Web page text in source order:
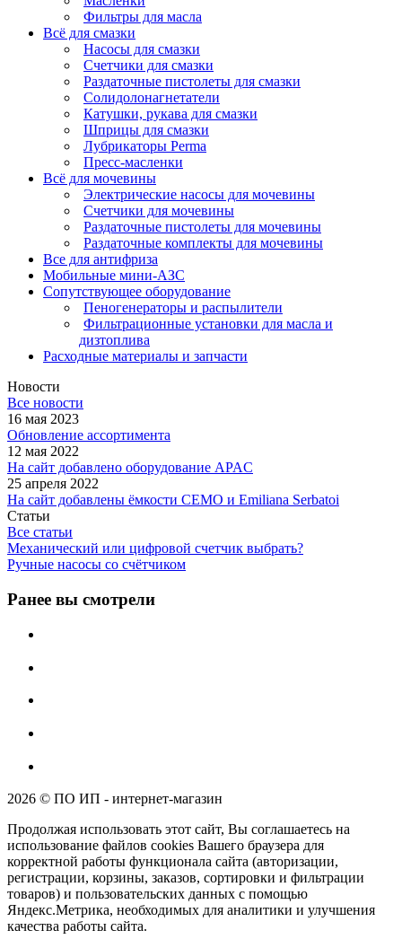
Фильтры для масла
Всё для смазки
Насосы для смазки
Счетчики для смазки
Раздаточные пистолеты для смазки
Солидолонагнетатели
Катушки, рукава для смазки
Шприцы для смазки
Лубрикаторы Perma
Пресс-масленки
Всё для мочевины
Электрические насосы для мочевины
Счетчики для мочевины
Раздаточные пистолеты для мочевины
Раздаточные комплекты для мочевины
Все для антифриза
Мобильные мини-АЗС
Сопутствующее оборудование
Пеногенераторы и распылители
Фильтрационные установки для масла и
дизтоплива
Расходные материалы и запчасти
Новости
Все новости
16 мая 2023
Обновление ассортимента
12 мая 2022
На сайт добавлено оборудование APAC
25 апреля 2022
На сайт добавлены ёмкости CEMO и Emiliana Serbatoi
Статьи
Все статьи
Механический или цифровой счетчик выбрать?
Ручные насосы со счётчиком
Ранее вы смотрели
2026 © ПО ИП - интернет-магазин
Продолжая использовать этот сайт, Вы соглашаетесь на
использование файлов cookies Вашего браузера для
корректной работы функционала сайта (авторизации,
регистрации, корзины, заказов, сортировки и фильтрации
товаров) и пользовательских данных с помощью
Яндекс.Метрика, необходимых для аналитики и улучшения
качества работы сайта.